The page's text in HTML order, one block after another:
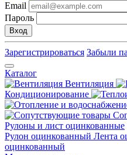
Email
Пароль
Вход
Зарегистрироваться Забыли
Каталог
Вентиляция
Кондиционирование
Рулоны и лист оцинкованные
Рулон оцинкованный Лента
оцинкованный